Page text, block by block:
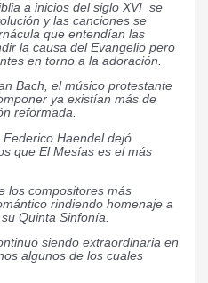
a inicios del siglo XVI se
y las canciones se
que entendían las
la causa del Evangelio pero
en torno a la adoración.
Bach, el músico protestante
ya existían más de
reformada.
Haendel dejó
que El Mesías es el más
los compositores más
rindiendo homenaje a
Quinta Sinfonía.
siendo extraordinaria en
algunos de los cuales